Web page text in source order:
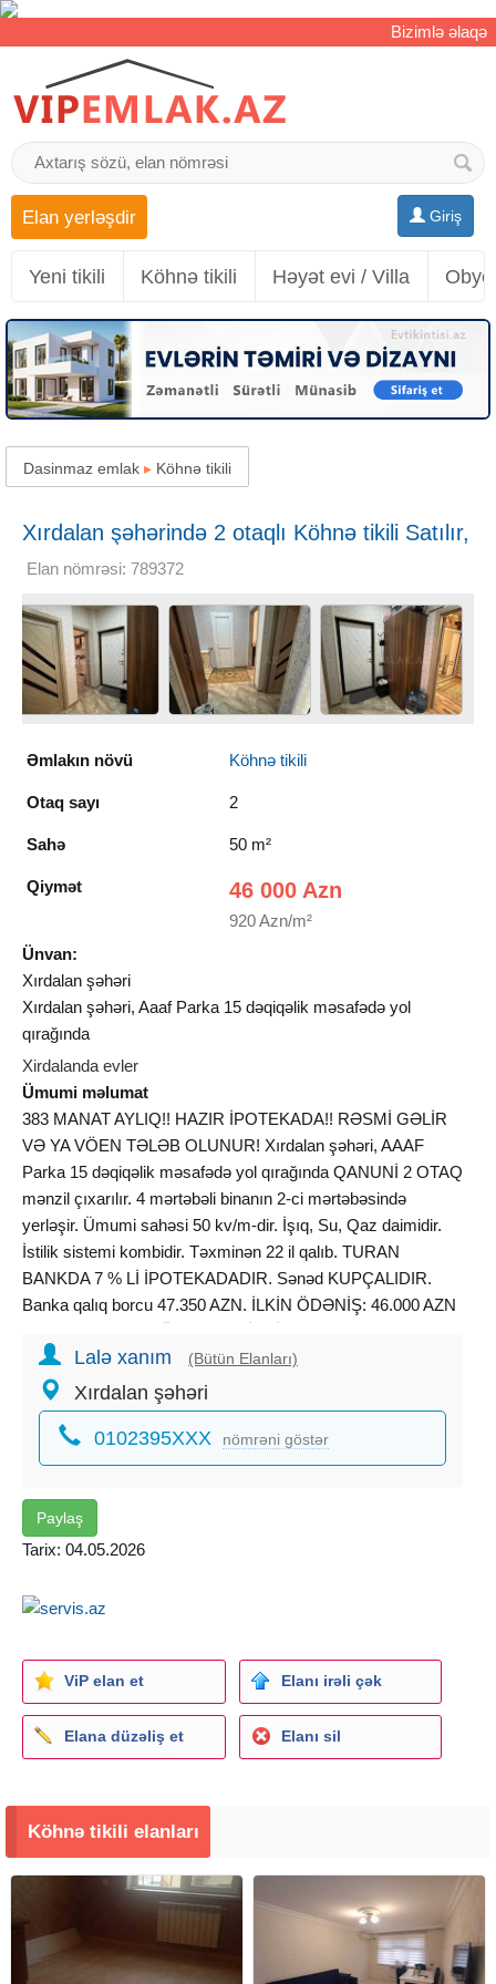
Bizimlə əlaqə
Giriş
Elan yerləşdir
Yeni tikili Köhnə tikili Həyət evi / Villa
Dasinmaz emlak ▸ Köhnə tikili
Xırdalan şəhərində 2 otaqlı Köhnə tikili Satılır,
50 m²
Elan nömrəsi: 789372
Əmlakın növü Köhnə tikili
Otaq sayı 2
Sahə 50 m²
Qiymət 46 000 Azn
920 Azn/m²
Ünvan:
Xırdalan şəhəri
Xırdalan şəhəri, Aaaf Parka 15 dəqiqəlik məsafədə yol
qırağında
Xirdalanda evler
Ümumi məlumat
383 MANAT AYLIQ!! HAZIR İPOTEKADA!! RƏSMİ GƏLİR
VƏ YA VÖEN TƏLƏB OLUNUR! Xırdalan şəhəri, AAAF
Parka 15 dəqiqəlik məsafədə yol qırağında QANUNİ 2 OTAQ
mənzil çıxarılır. 4 mərtəbəli binanın 2-ci mərtəbəsində
yerləşir. Ümumi sahəsi 50 kv/m-dir. İşıq, Su, Qaz daimidir.
İstilik sistemi kombidir. Təxminən 22 il qalıb. TURAN
BANKDA 7 % Lİ İPOTEKADADIR. Sənəd KUPÇALIDIR.
Banka qalıq borcu 47.350 AZN. İLKİN ÖDƏNİŞ: 46.000 AZN
ümumi nağd dəyərinin 1 %-i Elit Estate Group Şirkəti olaraq
sizə şəhər daxili və şəhərdən kənar mənzillərin və
obyektlərin alışı, satışı,kirayəsi, bağ evi və villaların satış və
kirayəsi, ipoteka kreditləri barədə məlumatın ötürülməsi
xidmətlərini sizə təqdim edirik!
Lalə xanım (Bütün Elanları)
Xırdalan şəhəri
0102395XXX nömrəni göstər
Paylaş
Tarix: 04.05.2026
ViP elan et Elanı irəli çək
Elana düzəliş et Elanı sil
Köhnə tikili elanları